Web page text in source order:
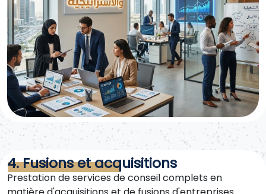
4. Fusions et acquisitions
Prestation de services de conseil complets en